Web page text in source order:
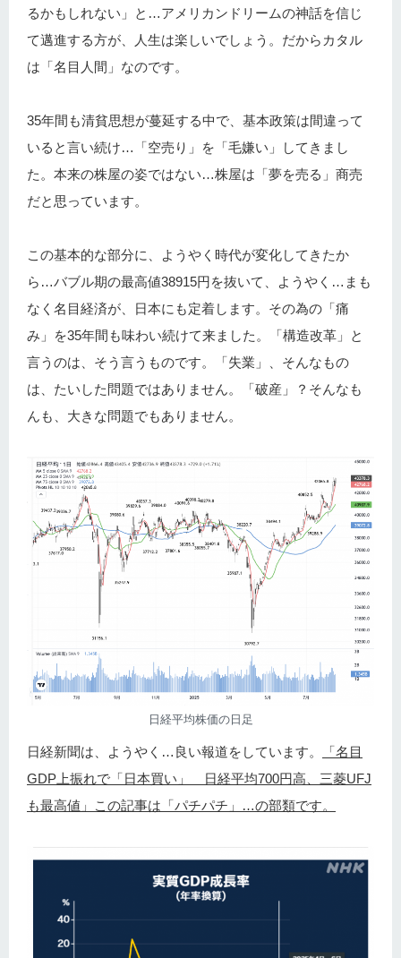
るかもしれない」と…アメリカンドリームの神話を信じ
て邁進する方が、人生は楽しいでしょう。だからカタル
は「名目人間」なのです。
35年間も清貧思想が蔓延する中で、基本政策は間違って
いると言い続け…「空売り」を「毛嫌い」してきまし
た。本来の株屋の姿ではない…株屋は「夢を売る」商売
だと思っています。
この基本的な部分に、ようやく時代が変化してきたか
ら…バブル期の最高値38915円を抜いて、ようやく…まも
なく名目経済が、日本にも定着します。その為の「痛
み」を35年間も味わい続けて来ました。「構造改革」と
言うのは、そう言うものです。「失業」、そんなもの
は、たいした問題ではありません。「破産」？そんなも
んも、大きな問題でもありません。
日経平均株価の日足
日経新聞は、ようやく…良い報道をしています。
「名目
GDP上振れで「日本買い」 日経平均700円高、三菱UFJ
も最高値」この記事は「パチパチ」…の部類です。